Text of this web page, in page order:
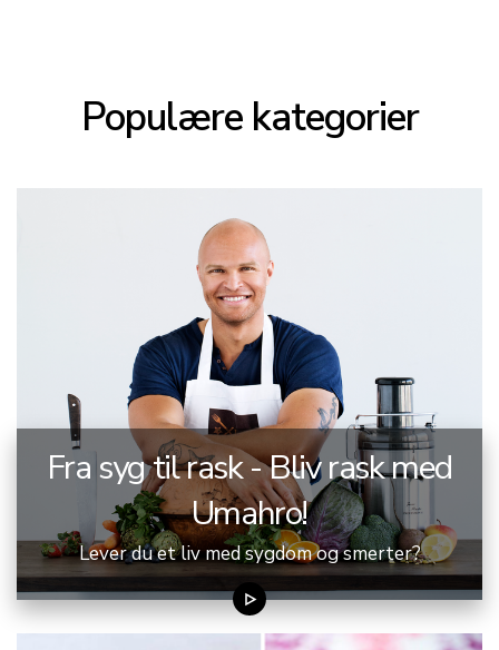
Populære kategorier
Fra syg til rask - Bliv rask med
Umahro!
Lever du et liv med sygdom og smerter?